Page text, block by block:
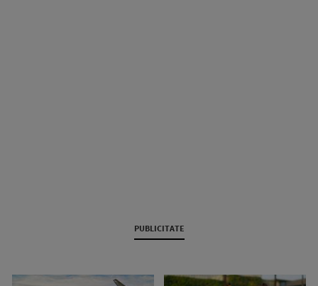
PUBLICITATE